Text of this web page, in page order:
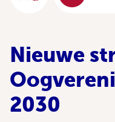
Nieuwe
2030